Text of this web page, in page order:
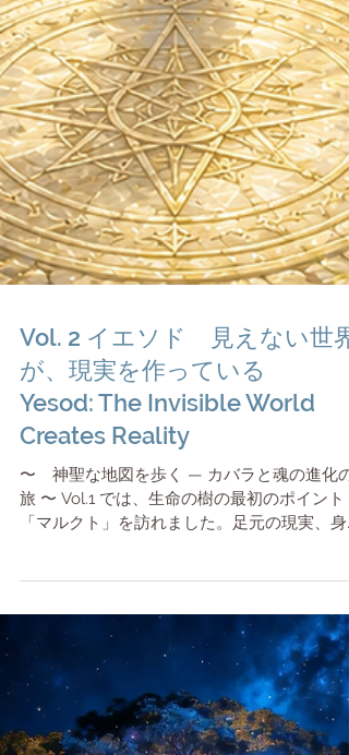
Vol. 2 イエソド 見えない世界
が、現実を作っている
Yesod: The Invisible World
Creates Reality
〜 神聖な地図を歩く — カバラと魂の進化の
が、魂の旅の出発点でした。 しかし、「思っ
ように自分をコントロールできない」と気づ
ことが多いのではないでしょうか。 頭ではわ
っているのに同じパターンを繰り返すとか、
放したい感情にまた飲み込まれてしまう、な
か似たような人間関係が続くなどなど。 理性